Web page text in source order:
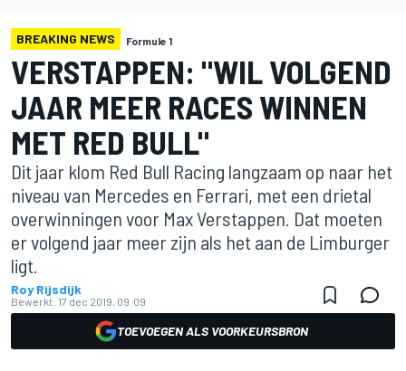
BREAKING NEWS Formule 1
VERSTAPPEN: "WIL VOLGEND
JAAR MEER RACES WINNEN
MET RED BULL"
Dit jaar klom Red Bull Racing langzaam op naar het
niveau van Mercedes en Ferrari, met een drietal
overwinningen voor Max Verstappen. Dat moeten
er volgend jaar meer zijn als het aan de Limburger
ligt.
Roy Rijsdijk
Bewerkt: 17 dec 2019, 09:09
TOEVOEGEN ALS VOORKEURSBRON